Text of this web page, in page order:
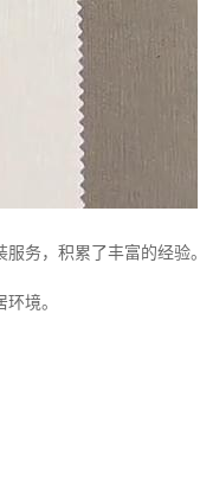
务，积累了丰富的经验。
境。